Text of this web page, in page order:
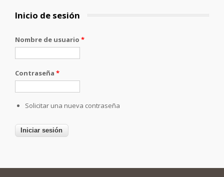
Inicio de sesión
Nombre de usuario *
Contraseña *
Solicitar una nueva contraseña